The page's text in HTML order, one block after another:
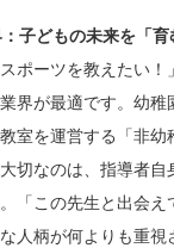
子どもの未来を「育
スポーツを教えたい
界が最適です。幼稚
室を運営する「非幼
切なのは、指導者自
「この先生と出会え
人柄が何よりも重視